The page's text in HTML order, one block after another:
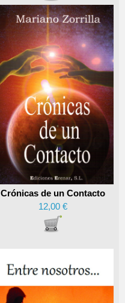
Crónicas de un Contacto
12,00 €